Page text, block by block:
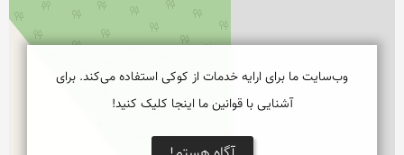
وب‌سایت ما برای ارایه خدمات از کوکی استفاده می‌کند. برای
آشنایی با قوانین ما اینجا کلیک کنید!